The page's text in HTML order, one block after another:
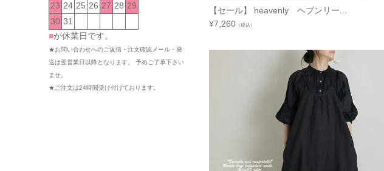
23 24 25 26 27 28 29
30 31
■が休業日です。
★お問い合わせへのご返信・注文確認メール・発
送は翌営業日以降となります。 予めご了承下さい
ませ。
★ご注文は24時間受け付けております。
【セール】 heavenly ヘブンリー...
¥7,260 （税込）